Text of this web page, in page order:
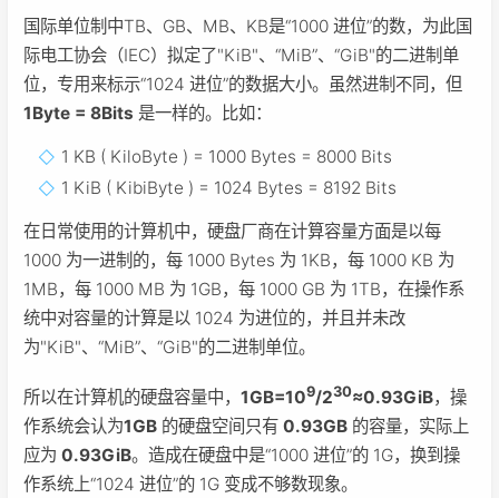
国际单位制中TB、GB、MB、KB是“1000 进位”的数，为此国
际电工协会（IEC）拟定了"KiB"、“MiB”、“GiB"的二进制单
位，专用来标示“1024 进位”的数据大小。虽然进制不同，但
1Byte = 8Bits 是一样的。比如：
1 KB ( KiloByte ) = 1000 Bytes = 8000 Bits
1 KiB ( KibiByte ) = 1024 Bytes = 8192 Bits
在日常使用的计算机中，硬盘厂商在计算容量方面是以每
1000 为一进制的，每 1000 Bytes 为 1KB，每 1000 KB 为
1MB，每 1000 MB 为 1GB，每 1000 GB 为 1TB，在操作系
统中对容量的计算是以 1024 为进位的，并且并未改
为"KiB"、“MiB”、“GiB"的二进制单位。
所以在计算机的硬盘容量中， 1GB=109/230≈0.93GiB，操
作系统会认为1GB 的硬盘空间只有 0.93GB 的容量，实际上
应为 0.93GiB。造成在硬盘中是“1000 进位”的 1G，换到操
作系统上“1024 进位”的 1G 变成不够数现象。